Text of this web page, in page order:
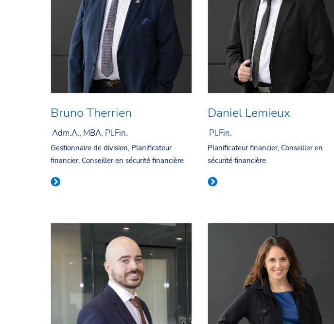
Bruno Therrien
Adm.A., MBA, Pl.Fin.
Gestionnaire de division, Planificateur
financier, Conseiller en sécurité financière
Daniel Lemieux
Pl.Fin.
Planificateur financier, Conseiller en
sécurité financière